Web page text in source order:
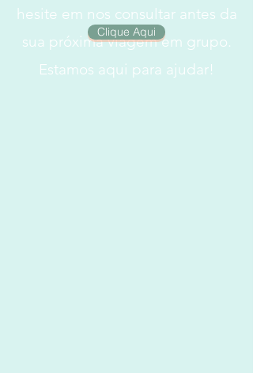
hesite em nos consultar antes da
sua próxima viagem em grupo.
Estamos aqui para ajudar!
Clique Aqui